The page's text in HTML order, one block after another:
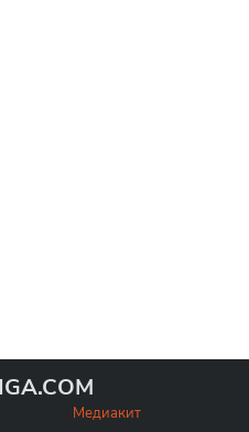
Медиакит